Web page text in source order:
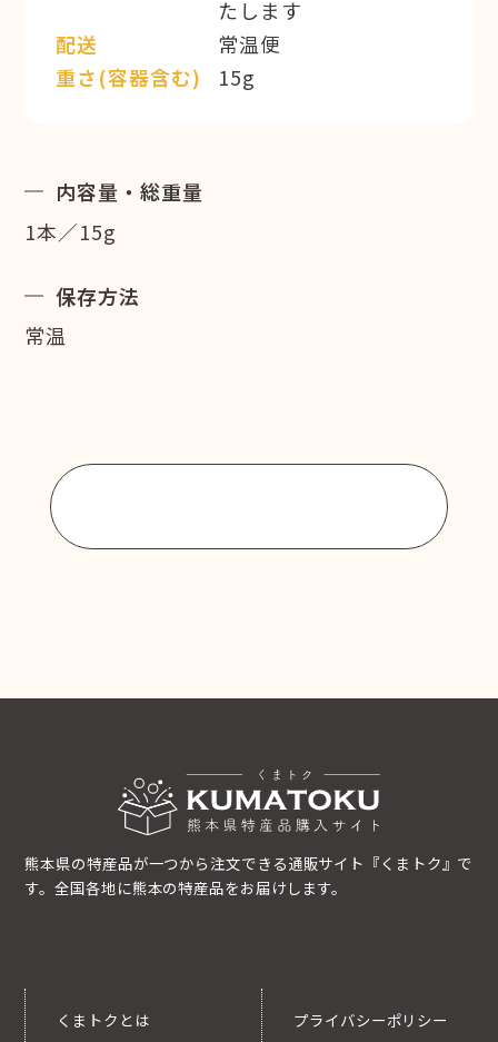
たします
配送
常温便
重さ(容器含む)
15g
内容量・総重量
1本／15g
保存方法
常温
熊本県の特産品が一つから注文できる通販サイト『くまトク』で
す。全国各地に熊本の特産品をお届けします。
くまトクとは プライバシーポリシー